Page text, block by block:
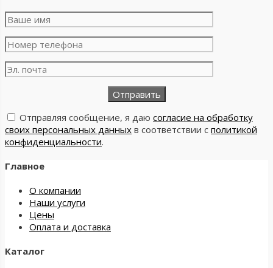
Отправляя сообщение, я даю согласие на обработку
своих персональных данных в соответствии с политикой
конфиденциальности.
Главное
О компании
Наши услуги
Цены
Оплата и доставка
Каталог